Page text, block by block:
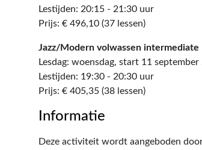
Lestijden: 20:15 - 21:30 uur
Prijs: € 496,10 (37 lessen)
Jazz/Modern volwassen intermediate
Lesdag: woensdag, start 11 september
Lestijden: 19:30 - 20:30 uur
Prijs: € 405,35 (38 lessen)
Informatie
Deze activiteit wordt aangeboden